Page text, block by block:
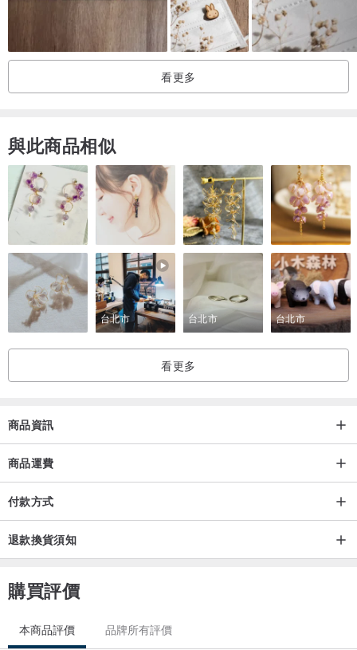
生產/製造商衛署證號：衛部醫器製壹字第008883號
商品原產地：台灣
主要成分或材料：非織物不織布、MB 熔噴不織布、PP聚丙烯纖維
口罩尺寸/販售數量/販售規格: 17.5 x 9.5公分 一盒30入 獨立包裝
盒子尺寸: 21.8 x 9.3 x 10.7公分
製造日期：2026/03/6
保存期限：未拆封常溫下3年
藥商公司名稱：欣玥國際有限公司
藥商地址：臺灣臺中市西屯區環中路三段988號
本產品涉及個人衛生，除了商品瑕疵外，一經拆封則依消費者保護法
之規定，無法享有猶豫期之權益且不得辦理退貨，請您拆封前務必先
確認評估
因每個螢幕顯色不同，以及拍攝的環境燈光差異，實際商品可能會與
付款後，從備貨到寄出商品為 2 個工作天。（不包含假日）
看更多
與此商品相似
台北市 台北市 台北市
看更多
商品資訊
商品運費
付款方式
退款換貨須知
購買評價
本商品評價 品牌所有評價